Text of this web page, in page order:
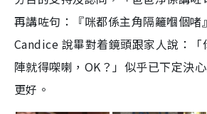
再講咗句：『咪都係主角隔籬嗰個啫
Candice 說畢對着鏡頭跟家人說：「
陣就得㗎喇，OK？」似乎已下定決
更好。